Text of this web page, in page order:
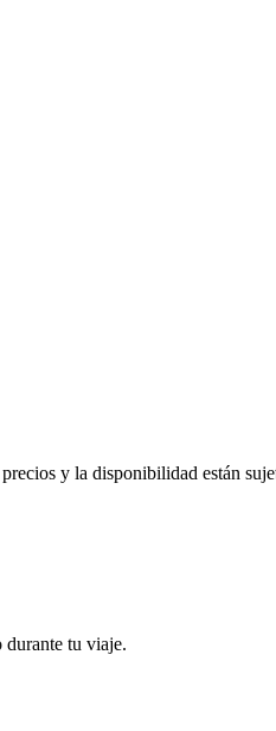
y la disponibilidad están
durante tu viaje.